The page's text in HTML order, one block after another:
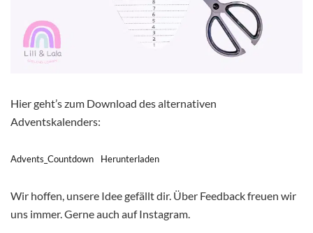
Hier geht’s zum Download des alternativen
Adventskalenders:
Advents_Countdown Herunterladen
Wir hoffen, unsere Idee gefällt dir. Über Feedback freuen wir
uns immer. Gerne auch auf Instagram.